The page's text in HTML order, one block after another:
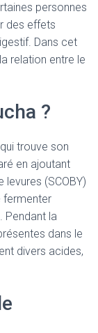
personnes
des effets
Dans cet
relation entre le
?
trouve son
en ajoutant
(SCOBY)
fermenter
Pendant la
dans le
divers acides,